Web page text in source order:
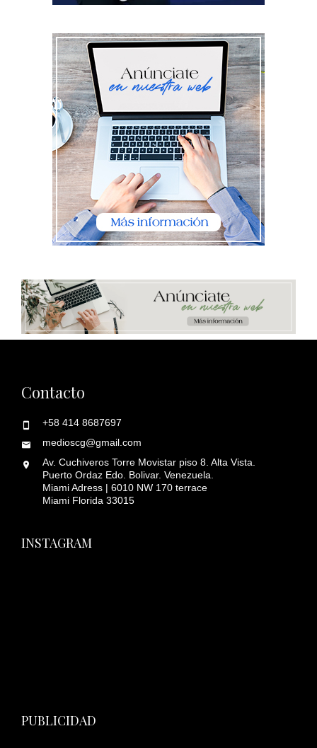
Contacto
+58 414 8687697
medioscg@gmail.com
Av. Cuchiveros Torre Movistar piso 8. Alta Vista.
Puerto Ordaz Edo. Bolivar. Venezuela.
Miami Adress | 6010 NW 170 terrace
Miami Florida 33015
INSTAGRAM
PUBLICIDAD